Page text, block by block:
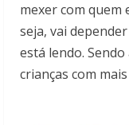
mexer com quem
seja, vai
está lendo.
crianças com